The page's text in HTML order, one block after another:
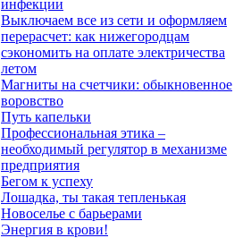
инфекции
Выключаем все из сети и оформляем
перерасчет: как нижегородцам
сэкономить на оплате электричества
летом
Магниты на счетчики: обыкновенное
воровство
Путь капельки
Профессиональная этика –
необходимый регулятор в механизме
предприятия
Бегом к успеху
Лошадка, ты такая тепленькая
Новоселье с барьерами
Энергия в крови!